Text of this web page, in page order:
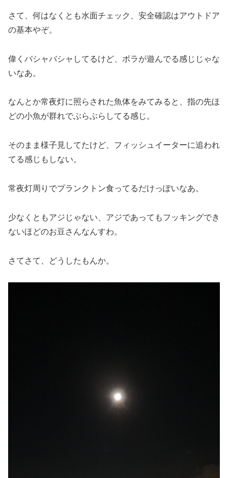
さて、何はなくとも水面チェック、安全確認はアウトドア
の基本やぞ。
偉くバシャバシャしてるけど、ボラが遊んでる感じじゃな
いなあ。
なんとか常夜灯に照らされた魚体をみてみると、指の先ほ
どの小魚が群れでぶらぶらしてる感じ。
そのまま様子見してたけど、フィッシュイーターに追われ
てる感じもしない。
常夜灯周りでプランクトン食ってるだけっぽいなあ。
少なくともアジじゃない、アジであってもフッキングでき
ないほどのお豆さんなんすわ。
さてさて、どうしたもんか。